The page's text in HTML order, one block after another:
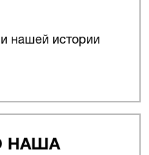
нашей истории
НАША